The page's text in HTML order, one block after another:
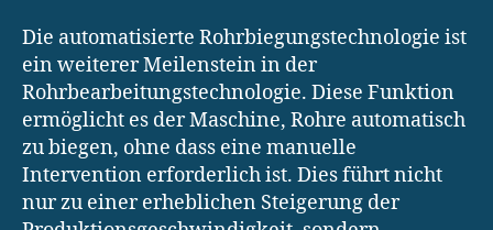
Die automatisierte Rohrbiegungstechnologie ist
ein weiterer Meilenstein in der
Rohrbearbeitungstechnologie. Diese Funktion
ermöglicht es der Maschine, Rohre automatisch
zu biegen, ohne dass eine manuelle
Intervention erforderlich ist. Dies führt nicht
nur zu einer erheblichen Steigerung der